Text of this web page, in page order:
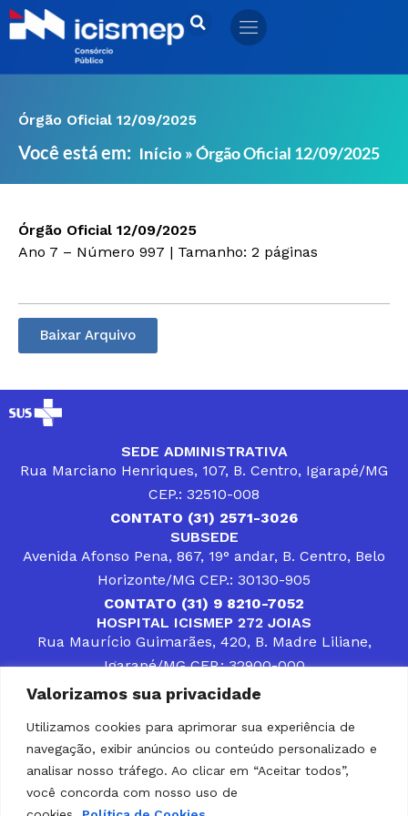
Valorizamos sua privacidade
Utilizamos cookies para aprimorar sua experiência de
navegação, exibir anúncios ou conteúdo personalizado e
analisar nosso tráfego. Ao clicar em “Aceitar todos”,
você concorda com nosso uso de
Ir
para
Órgão Oficial 12/09/2025
Você está em: Início »Órgão Oficial 12/09/2025
Órgão Oficial 12/09/2025
Ano 7 – Número 997 | Tamanho: 2 páginas
Baixar Arquivo
SEDE ADMINISTRATIVA
Rua Marciano Henriques, 107, B. Centro, Igarapé/MG
CEP.: 32510-008
CONTATO (31) 2571-3026
SUBSEDE
Avenida Afonso Pena, 867, 19° andar, B. Centro, Belo
Horizonte/MG CEP.: 30130-905
CONTATO (31) 9 8210-7052
HOSPITAL ICISMEP 272 JOIAS
Rua Maurício Guimarães, 420, B. Madre Liliane,
Igarapé/MG CEP.: 32900-000
CONTATOS (31) 3512-4400 ou (31) 9 8309-8660
DESENVOLVER SOLUÇÕES, AÇÕES E SERVIÇOS
PÚBLICOS QUE COMPLEMENTEM A ASSISTÊNCIA À
POPULAÇÃO DA REGIÃO EM QUE ATUA, SENDO
PARCEIRO DOS MUNICÍPIOS CONSORCIADOS NA
SOLUÇÃO DE DIFICULDADES ENFRENTADAS POR
GESTORES MUNICIPAIS, É O COMPROMISSO DO
ICISMEP.